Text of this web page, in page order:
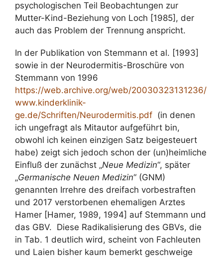
psychologischen Teil Beobachtungen zur
Mutter-Kind-Beziehung von Loch [1985], der
auch das Problem der Trennung anspricht.
In der Publikation von Stemmann et al. [1993]
sowie in der Neurodermitis-Broschüre von
Stemmann von 1996
https://web.archive.org/web/20030323131236/
www.kinderklinik-
ge.de/Schriften/Neurodermitis.pdf (in denen
ich ungefragt als Mitautor aufgeführt bin,
obwohl ich keinen einzigen Satz beigesteuert
habe) zeigt sich jedoch schon der (un)heimliche
Einfluß der zunächst „Neue Medizin“, später
„Germanische Neuen Medizin“ (GNM)
genannten Irrehre des dreifach vorbestraften
und 2017 verstorbenen ehemaligen Arztes
Hamer [Hamer, 1989, 1994] auf Stemmann und
das GBV. Diese Radikalisierung des GBVs, die
in Tab. 1 deutlich wird, scheint von Fachleuten
und Laien bisher kaum bemerkt geschweige